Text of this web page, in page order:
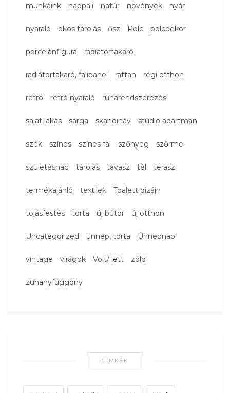
munkáink nappali natúr növények nyár
nyaraló okos tárolás ősz Polc polcdekor
porcelánfigura radiátortakaró
radiátortakaró, falipanel rattan régi otthon
retró retró nyaraló ruharendszerezés
saját lakás sárga skandináv stúdió apartman
szék színes színes fal szőnyeg szőrme
születésnap tárolás tavasz tél terasz
termékajánló textilek Toalett dizájn
tojásfestés torta új bútor új otthon
Uncategorized ünnepi torta Ünnepnap
vintage virágok Volt/ lett zöld
zuhanyfüggöny
CÍMKÉK